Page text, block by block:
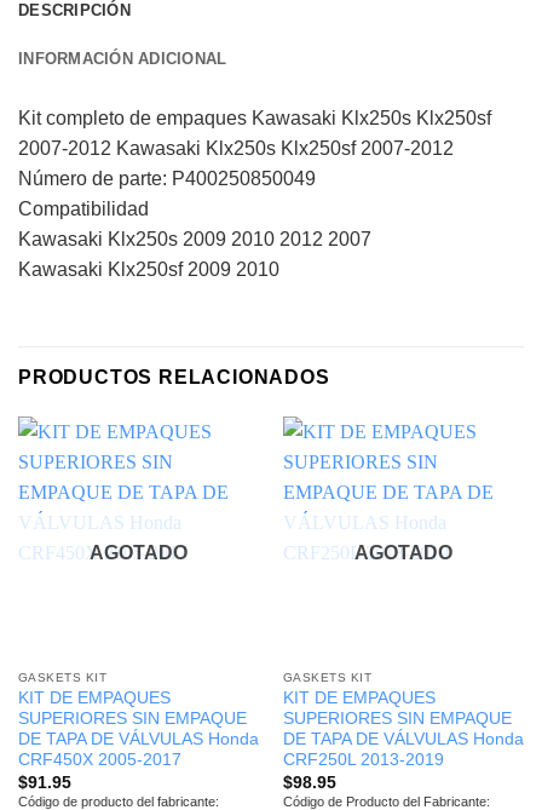
DESCRIPCIÓN
INFORMACIÓN ADICIONAL
Kit completo de empaques Kawasaki Klx250s Klx250sf
2007-2012 Kawasaki Klx250s Klx250sf 2007-2012
Número de parte: P400250850049
Compatibilidad
Kawasaki Klx250s 2009 2010 2012 2007
Kawasaki Klx250sf 2009 2010
PRODUCTOS RELACIONADOS
AGOTADO
GASKETS KIT
KIT DE EMPAQUES
SUPERIORES SIN EMPAQUE
DE TAPA DE VÁLVULAS Honda
CRF450X 2005-2017
$91.95
Código de producto del fabricante:
AGOTADO
GASKETS KIT
KIT DE EMPAQUES
SUPERIORES SIN EMPAQUE
DE TAPA DE VÁLVULAS Honda
CRF250L 2013-2019
$98.95
Código de Producto del Fabricante: